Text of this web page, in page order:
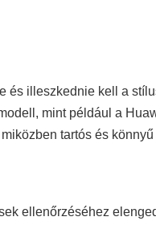
illeszkednie kell a
mint például a
tartós és könnyű
ellenőrzéséhez